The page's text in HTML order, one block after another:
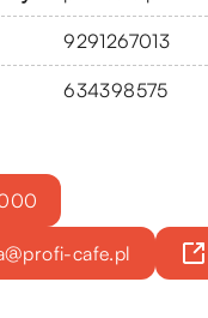
9291267013
634398575
cafe.pl